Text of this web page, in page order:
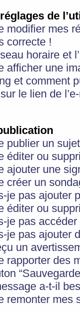
de
modifier mes
correcte !
horaire et
afficher une
et comment
le lien de
publier un
éditer ou
ajouter une
créer un
je pas ajouter
éditer ou
je pas
je pas ajouter
un
rapporter des
a-t-il
remonter mes